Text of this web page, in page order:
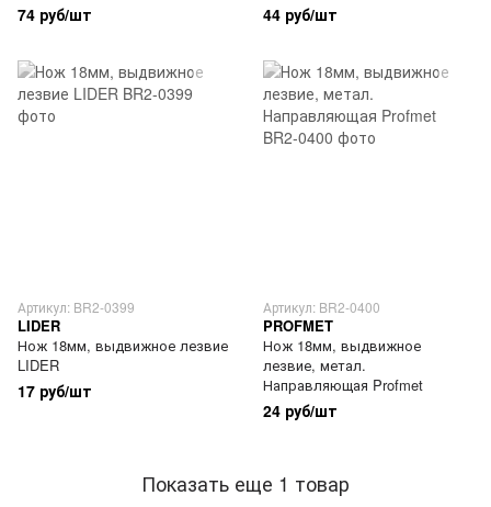
74 руб/шт 44 руб/шт
Артикул: BR2-0399
LIDER
Нож 18мм, выдвижное лезвие
LIDER
17 руб/шт
Артикул: BR2-0400
PROFMET
Нож 18мм, выдвижное
лезвие, метал.
Направляющая Profmet
24 руб/шт
Показать еще 1 товар